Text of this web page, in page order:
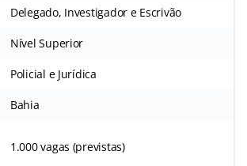
Delegado, Investigador e Escrivão
Nível Superior
Policial e Jurídica
Bahia
1.000 vagas (previstas)